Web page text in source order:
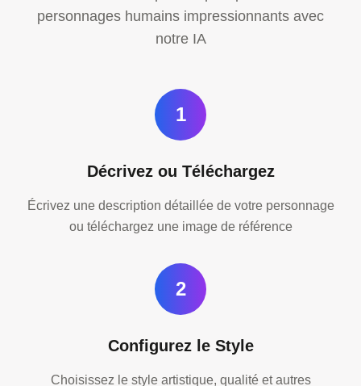
personnages humains impressionnants avec
notre IA
1
Décrivez ou Téléchargez
Écrivez une description détaillée de votre personnage
ou téléchargez une image de référence
2
Configurez le Style
Choisissez le style artistique, qualité et autres